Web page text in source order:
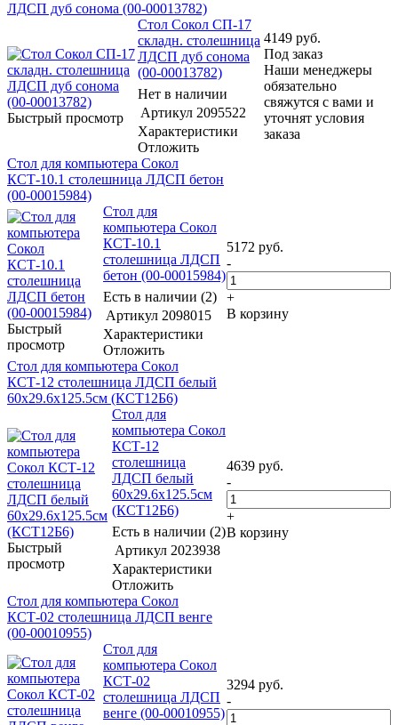
ЛДСП дуб сонома (00-00013782)
Быстрый просмотр
Стол Сокол СП-17
складн. столешница
ЛДСП дуб сонома
(00-00013782)
Нет в наличии
Артикул 2095522
Характеристики
Отложить
4149 руб.
Под заказ
Наши менеджеры
обязательно
свяжутся с вами и
уточнят условия
заказа
Стол для компьютера Сокол
КСТ-10.1 столешница ЛДСП бетон
(00-00015984)
Быстрый
просмотр
Стол для
компьютера Сокол
КСТ-10.1
столешница ЛДСП
бетон (00-00015984)
Есть в наличии (2)
Артикул 2098015
Характеристики
Отложить
5172 руб.
-
+
В корзину
Стол для компьютера Сокол
КСТ-12 столешница ЛДСП белый
60x29.6x125.5см (КСТ12Б6)
Быстрый
просмотр
Стол для
компьютера Сокол
КСТ-12
столешница
ЛДСП белый
60x29.6x125.5см
(КСТ12Б6)
Есть в наличии (2)
Артикул 2023938
Характеристики
Отложить
4639 руб.
-
+
В корзину
Стол для компьютера Сокол
КСТ-02 столешница ЛДСП венге
(00-00010955)
Стол для
компьютера Сокол
КСТ-02
столешница ЛДСП
венге (00-00010955)
3294 руб.
-